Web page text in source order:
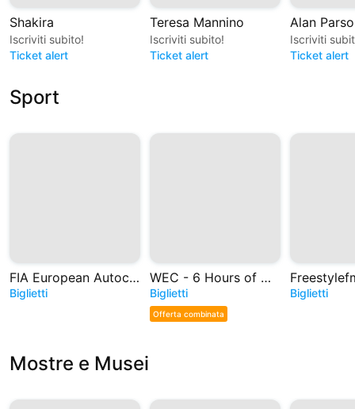
Shakira
Iscriviti subito!
Ticket alert
Teresa Mannino
Iscriviti subito!
Ticket alert
Alan
Iscriviti
Ticket alert
Sport
FIA European Autocross and Cross Car Championships
Biglietti
WEC - 6 Hours of Monza 2026
Biglietti
Offerta combinata
Biglietti
Mostre e Musei